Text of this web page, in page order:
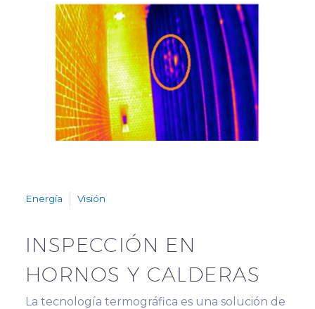
Energía Visión
INSPECCIÓN EN
HORNOS Y CALDERAS
La tecnología termográfica es una solución de